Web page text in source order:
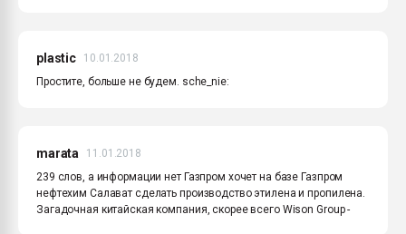
plastic
10.01.2018
Простите, больше не будем. sche_nie:
marata
11.01.2018
239 слов, а информации нет Газпром хочет на базе Газпром
нефтехим Салават сделать производство этилена и пропилена.
Загадочная китайская компания, скорее всего Wison Group -